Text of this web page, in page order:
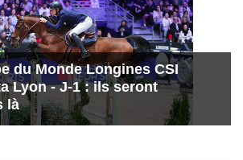
du Monde Longines CSI
Lyon - J-1 : ils seront
là